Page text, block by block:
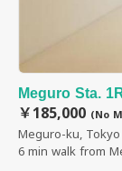
Meguro Sta.
￥185,000 (No
Meguro-ku, Tokyo
6 min walk from